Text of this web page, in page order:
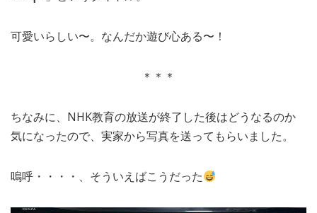
可愛いらしい〜。なんだか遊び心ある〜！
＊＊＊
ちなみに、NHK教育の放送が終了した後はどうなるのか
気になったので、実家から写真を送ってもらいました。
嗚呼・・・・、そういえばこうだった